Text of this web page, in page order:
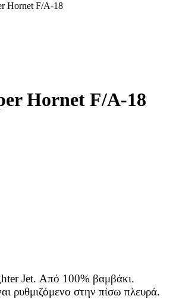
Hornet F/A-18
Hornet F/A-18
Jet. Από 100% βαμβάκι.
ρυθμιζόμενο στην πίσω πλευρά.